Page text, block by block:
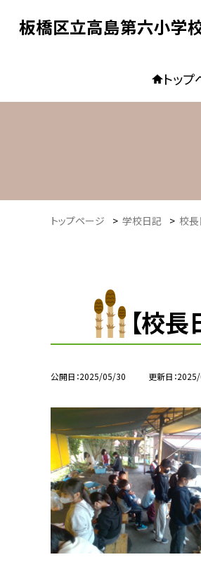
板橋区立高島第六小学
トッ
トップページ > 学校日記 > 校
【校
公開日 2025/05/30 更新日